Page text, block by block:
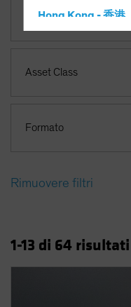
Hong Kong - 香港
Latin America
New Zealand
Temi
Asset Class
Formato
Rimuovere filtri
1-13 di 64 risultati